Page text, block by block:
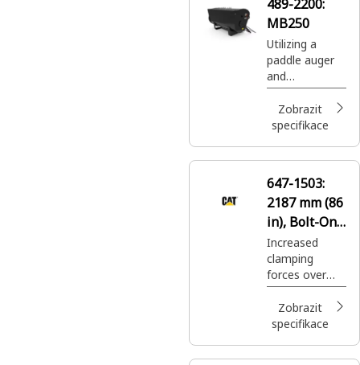
moved
securely with
ease.
489-2200:
MB250
Utilizing a
paddle auger
and
hydraulically
controlled
chute door to
material in a
applications.
Zobrazit
specifikace
647-1503:
2187 mm (86
in), Bolt-On
Cutting Edge
Increased
clamping
forces over
the standard
Multi-Purpose
Bucket allows
shaped
Zobrazit
specifikace